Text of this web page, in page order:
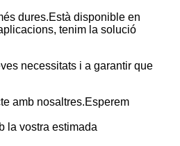
dures.Està disponible en
tenim la solució
necessitats i a garantir que
amb nosaltres.Esperem
la vostra estimada